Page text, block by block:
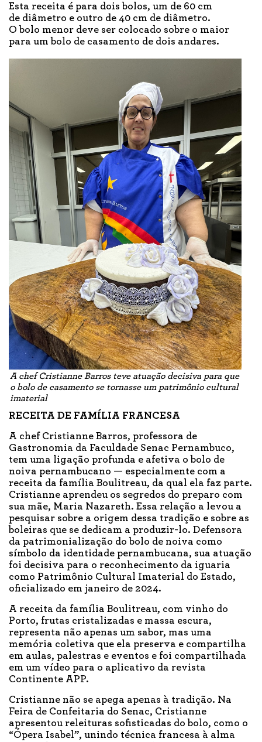
Esta receita é para dois bolos, um de 60 cm
de diâmetro e outro de 40 cm de diâmetro.
O bolo menor deve ser colocado sobre o maior
para um bolo de casamento de dois andares.
A chef Cristianne Barros teve atuação decisiva para que
o bolo de casamento se tornasse um patrimônio cultural
imaterial
RECEITA DE FAMÍLIA FRANCESA
A chef Cristianne Barros, professora de
Gastronomia da Faculdade Senac Pernambuco,
tem uma ligação profunda e afetiva o bolo de
noiva pernambucano — especialmente com a
receita da família Boulitreau, da qual ela faz parte.
Cristianne aprendeu os segredos do preparo com
sua mãe, Maria Nazareth. Essa relação a levou a
pesquisar sobre a origem dessa tradição e sobre as
boleiras que se dedicam a produzir-lo. Defensora
da patrimonialização do bolo de noiva como
símbolo da identidade pernambucana, sua atuação
foi decisiva para o reconhecimento da iguaria
como Patrimônio Cultural Imaterial do Estado,
oficializado em janeiro de 2024.
A receita da família Boulitreau, com vinho do
Porto, frutas cristalizadas e massa escura,
representa não apenas um sabor, mas uma
memória coletiva que ela preserva e compartilha
em aulas, palestras e eventos e foi compartilhada
em um vídeo para o aplicativo da revista
Continente APP.
Cristianne não se apega apenas à tradição. Na
Feira de Confeitaria do Senac, Cristianne
apresentou releituras sofisticadas do bolo, como o
“Ópera Isabel”, unindo técnica francesa à alma